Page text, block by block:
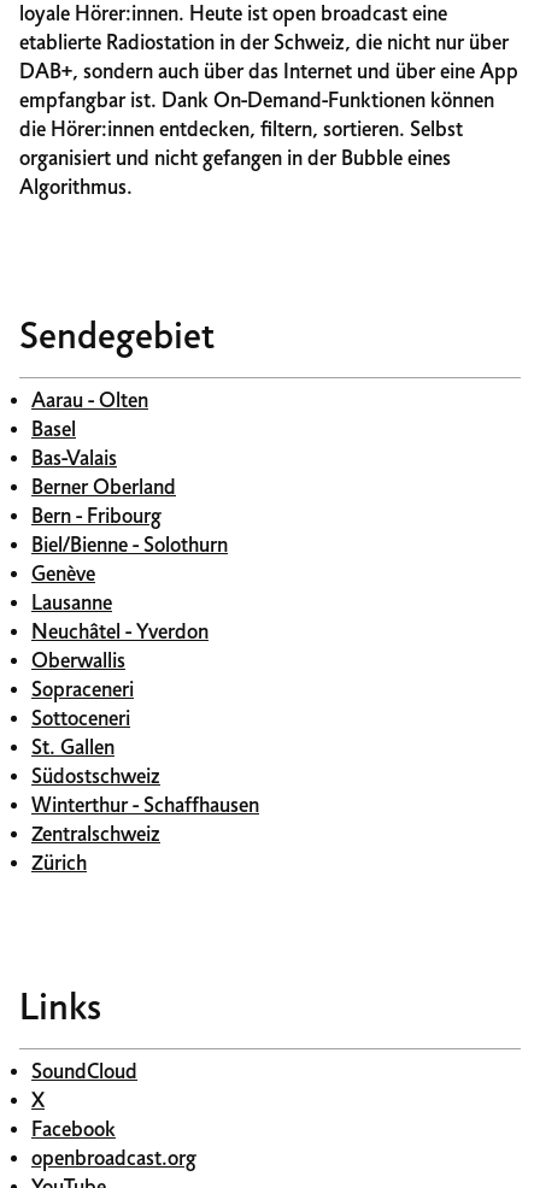
loyale Hörer:innen. Heute ist open broadcast eine
etablierte Radiostation in der Schweiz, die nicht nur über
DAB+, sondern auch über das Internet und über eine App
empfangbar ist. Dank On-Demand-Funktionen können
die Hörer:innen entdecken, filtern, sortieren. Selbst
organisiert und nicht gefangen in der Bubble eines
Algorithmus.
Sendegebiet
Aarau - Olten
Basel
Bas-Valais
Berner Oberland
Bern - Fribourg
Biel/Bienne - Solothurn
Genève
Lausanne
Neuchâtel - Yverdon
Oberwallis
Sopraceneri
Sottoceneri
St. Gallen
Südostschweiz
Winterthur - Schaffhausen
Zentralschweiz
Zürich
Links
SoundCloud
X
Facebook
openbroadcast.org